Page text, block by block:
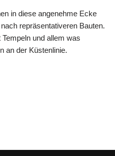
in diese angenehme Ecke
repräsentativeren Bauten.
und allem was
an der Küstenlinie.